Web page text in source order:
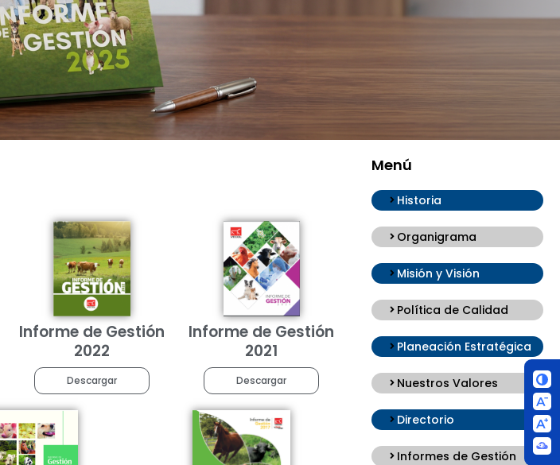
Informe de Gestión
2022
Descargar
Informe de Gestión
2021
Descargar
Menú
Historia
Organigrama
Misión y Visión
Política de Calidad
Planeación Estratégica
Nuestros Valores
Directorio
Informes de Gestión